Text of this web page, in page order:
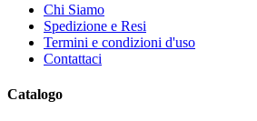
Chi Siamo
Spedizione e Resi
Termini e condizioni d'uso
Contattaci
Catalogo